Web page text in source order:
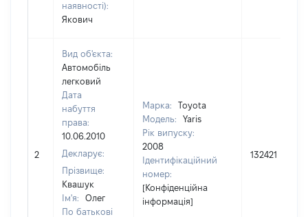
наявності):
Якович
2
Вид об'єкта:
Автомобіль
легковий
Дата
набуття
права:
10.06.2010
Декларує:
Прізвище:
Квашук
Ім'я:
Олег
По батькові
Марка:
Toyota
Модель:
Yaris
Рік випуску:
2008
Ідентифікаційний
номер:
[Конфіденційна
інформація]
132421